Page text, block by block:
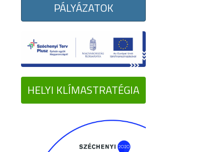
PÁLYÁZATOK
HELYI KLÍMASTRATÉGIA